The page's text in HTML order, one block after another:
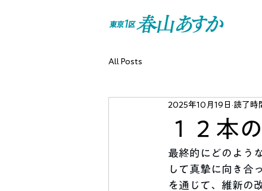
All Posts
１２本
2025年10月19日 読了時
最終的にどのよう
して真摯に向き合
を通じて、維新の